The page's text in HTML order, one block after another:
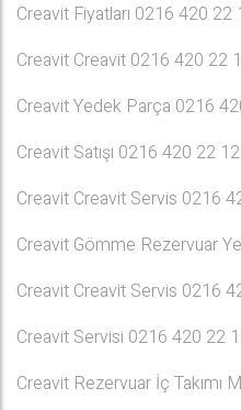
Creavit Fiyatları 0216 420 22
Creavit Creavit 0216 420 22
Creavit Yedek Parça 0216
Creavit Satışı 0216 420 22 12
Creavit Creavit Servis 0216
Creavit Gömme Rezervuar
Creavit Creavit Servis 0216
Creavit Servisi 0216 420 22
Creavit Rezervuar İç Takımı